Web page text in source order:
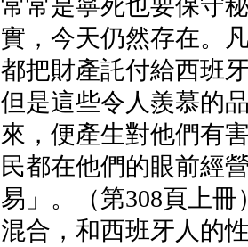
常常是寧死也要保守
實，今天仍然存在。
都把財產託付給西班
但是這些令人羨慕的
來，便產生對他們有
民都在他們的眼前經
易」。（第308頁上
混合，和西班牙人的